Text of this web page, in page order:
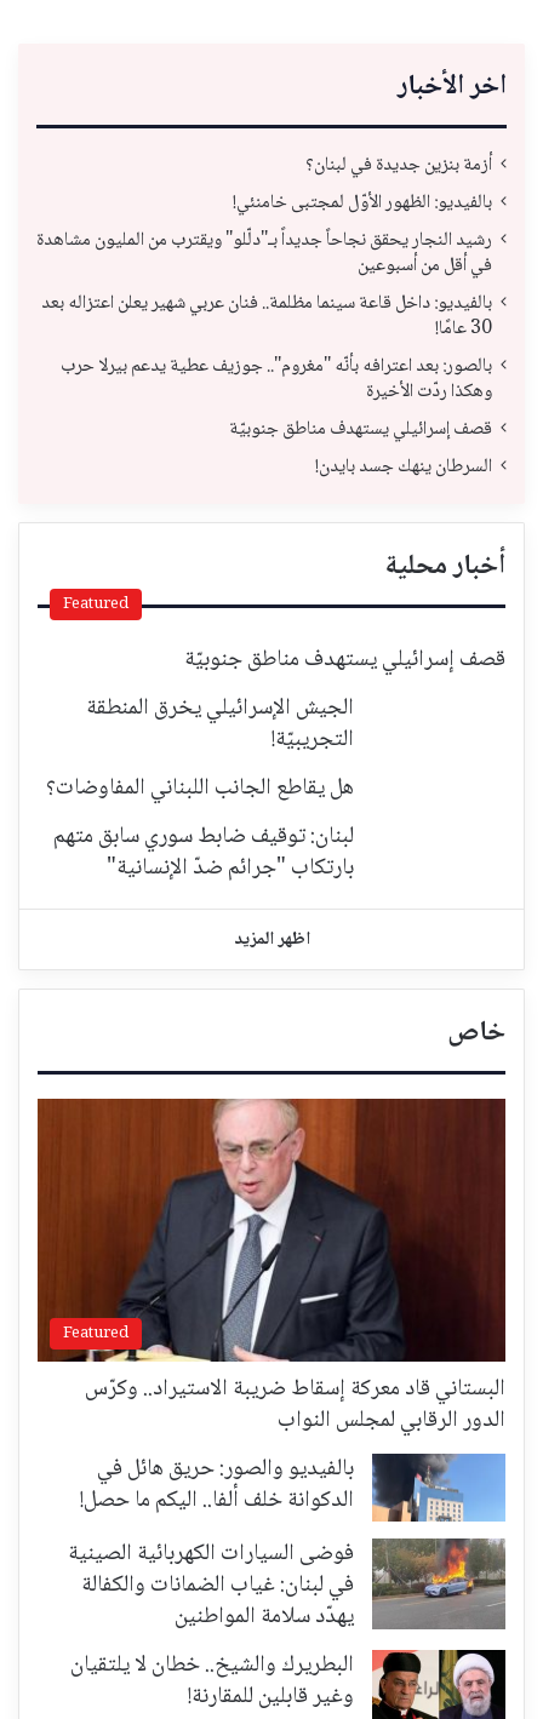
اخر الأخبار
أزمة بنزين جديدة في لبنان؟
بالفيديو: الظهور الأوّل لمجتبى خامنئي!
رشيد النجار يحقق نجاحاً جديداً بـ"دلّلو" ويقترب من المليون مشاهدة
في أقل من أسبوعين
بالفيديو: داخل قاعة سينما مظلمة.. فنان عربي شهير يعلن اعتزاله بعد
30 عامًا!
بالصور: بعد اعترافه بأنّه "مغروم".. جوزيف عطية يدعم بيرلا حرب
وهكذا ردّت الأخيرة
قصف إسرائيلي يستهدف مناطق جنوبيّة
السرطان ينهك جسد بايدن!
أخبار محلية
Featured
قصف إسرائيلي يستهدف مناطق جنوبيّة
الجيش الإسرائيلي يخرق المنطقة
التجريبيّة!
هل يقاطع الجانب اللبناني المفاوضات؟
لبنان: توقيف ضابط سوري سابق متهم
بارتكاب "جرائم ضدّ الإنسانية"
اظهر المزيد
خاص
Featured
البستاني قاد معركة إسقاط ضريبة الاستيراد.. وكرّس
الدور الرقابي لمجلس النواب
بالفيديو والصور: حريق هائل في
الدكوانة خلف ألفا.. اليكم ما حصل!
فوضى السيارات الكهربائية الصينية
في لبنان: غياب الضمانات والكفالة
يهدّد سلامة المواطنين
البطريرك والشيخ.. خطان لا يلتقيان
وغير قابلين للمقارنة!